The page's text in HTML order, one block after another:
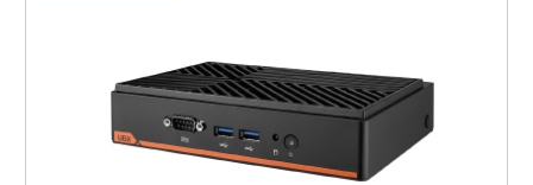
為什麼要用Win10 IOT版本？與PRO版本有什麼差異?